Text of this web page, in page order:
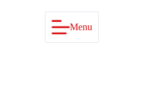
Menu